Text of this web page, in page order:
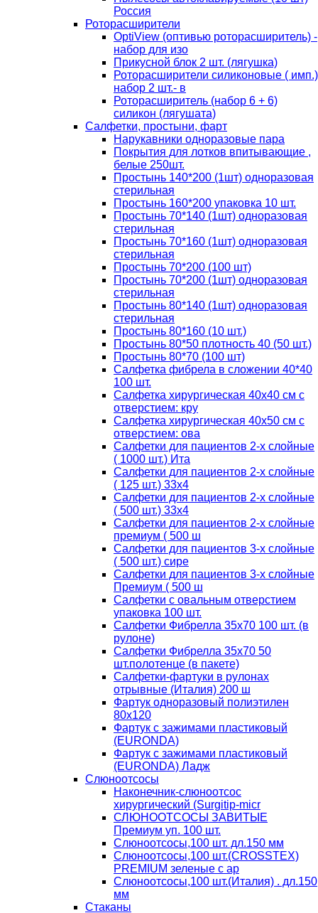
Россия
Роторасширители
OptiView (оптивью роторасширитель) -
набор для изо
Прикусной блок 2 шт. (лягушка)
Роторасширители силиконовые ( имп.)
набор 2 шт.- в
Роторасширитель (набор 6 + 6)
силикон (лягушата)
Салфетки, простыни, фарт
Нарукавники одноразовые пара
Покрытия для лотков впитывающие ,
белые 250шт.
Простынь 140*200 (1шт) одноразовая
стерильная
Простынь 160*200 упаковка 10 шт.
Простынь 70*140 (1шт) одноразовая
стерильная
Простынь 70*160 (1шт) одноразовая
стерильная
Простынь 70*200 (100 шт)
Простынь 70*200 (1шт) одноразовая
стерильная
Простынь 80*140 (1шт) одноразовая
стерильная
Простынь 80*160 (10 шт.)
Простынь 80*50 плотность 40 (50 шт.)
Простынь 80*70 (100 шт)
Салфетка фибрела в сложении 40*40
100 шт.
Салфетка хирургическая 40х40 см с
отверстием: кру
Салфетка хирургическая 40х50 см с
отверстием: ова
Салфетки для пациентов 2-х слойные
( 1000 шт.) Ита
Салфетки для пациентов 2-х слойные
( 125 шт.) 33х4
Салфетки для пациентов 2-х слойные
( 500 шт.) 33х4
Салфетки для пациентов 2-х слойные
премиум ( 500 ш
Салфетки для пациентов 3-х слойные
( 500 шт.) сире
Салфетки для пациентов 3-х слойные
Премиум ( 500 ш
Салфетки с овальным отверстием
упаковка 100 шт.
Салфетки Фибрелла 35х70 100 шт. (в
рулоне)
Салфетки Фибрелла 35х70 50
шт.полотенце (в пакете)
Салфетки-фартуки в рулонах
отрывные (Италия) 200 ш
Фартук одноразовый полиэтилен
80х120
Фартук с зажимами пластиковый
(EURONDA)
Фартук с зажимами пластиковый
(EURONDA) Ладж
Слюноотсосы
Наконечник-слюноотсос
хирургический (Surgitip-micr
СЛЮНООТСОСЫ ЗАВИТЫЕ
Премиум уп. 100 шт.
Слюноотсосы,100 шт. дл.150 мм
Слюноотсосы,100 шт.(CROSSTEX)
PREMIUM зеленые с ар
Слюноотсосы,100 шт.(Италия) . дл.150
мм
Стаканы